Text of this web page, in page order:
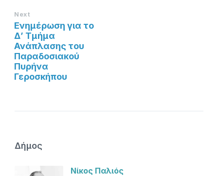
Next
Ενημέρωση για το
Δ’ Τμήμα
Ανάπλασης του
Παραδοσιακού
Πυρήνα
Γεροσκήπου
Δήμος
Νίκος Παλιός